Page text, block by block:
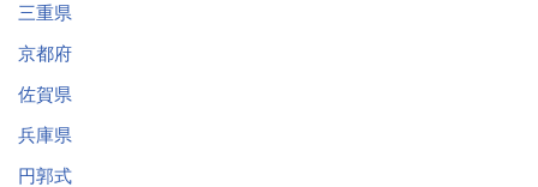
三重県
京都府
佐賀県
兵庫県
円郭式